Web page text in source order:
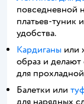
повседневной
платьев-туник
удобства.
Кардиганы или
образ и
для
Балетки или
для нарядных